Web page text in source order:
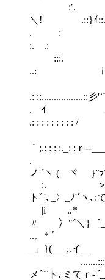
:′. ∧____
＼! .::}ｲ
. : ￣
:. .:
:::.
..: ⅰ､
′ |i ⅰ
.:
. ｲ .: |i 八
.: : : : : :
iト. } ﾊ
｀;.: : :
. .:i .:.
ノ'´ヽ (
:. ＞'"”´￣
トﾞ'､_〉_ﾉ'´
|i ｡*
〃 冫"´＼
..。* ﾞ
_」
.......:::
メ´¨¨ト､ミてｒ-